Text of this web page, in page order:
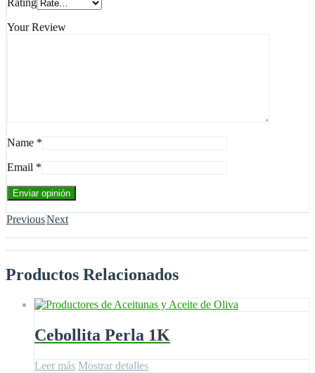
Your Review
Name *
Email *
PreviousNext
Productos Relacionados
Cebollita Perla 1K
Leer más Mostrar detalles